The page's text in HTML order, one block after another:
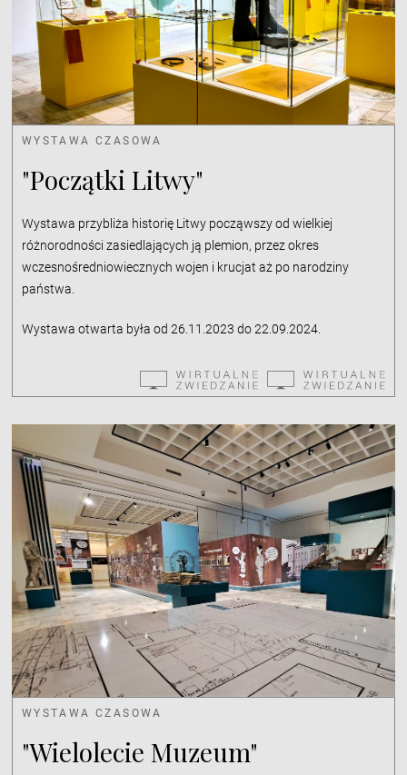
WYSTAWA CZASOWA
"Początki Litwy"
Wystawa przybliża historię Litwy począwszy od wielkiej
różnorodności zasiedlających ją plemion, przez okres
wczesnośredniowiecznych wojen i krucjat aż po narodziny
państwa.
Wystawa otwarta była od 26.11.2023 do 22.09.2024.
WYSTAWA CZASOWA
"Wielolecie Muzeum"